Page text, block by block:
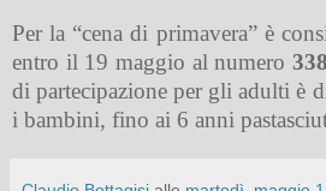
Per la “cena di primavera” è
entro il 19 maggio al numero
di partecipazione per gli adulti è
i bambini, fino ai 6 anni